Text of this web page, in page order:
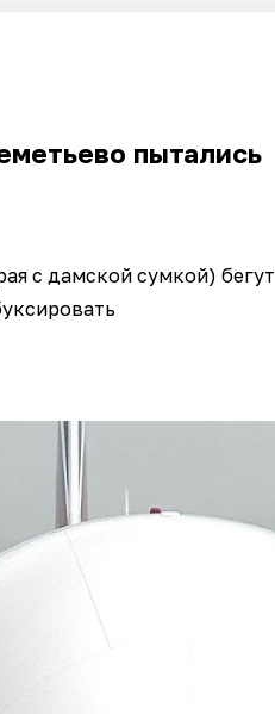
пытались
с дамской сумкой) бегут